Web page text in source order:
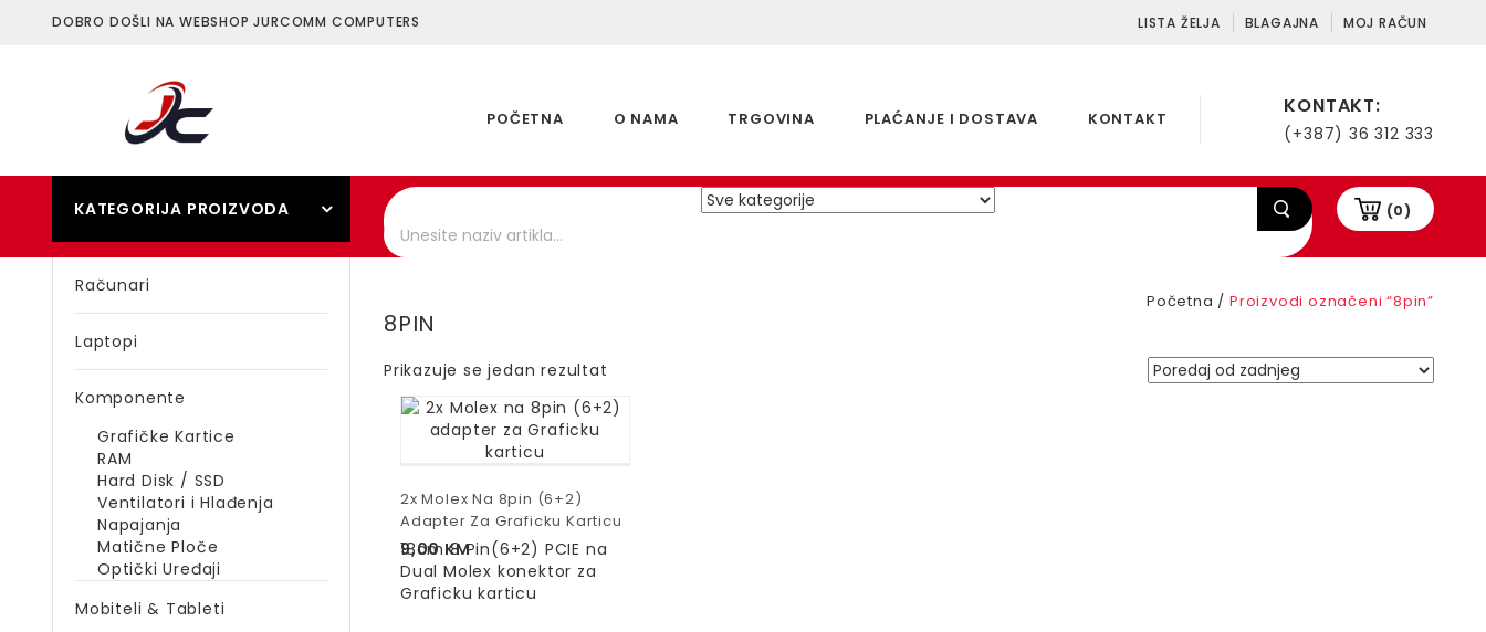
DOBRO DOŠLI NA WEBSHOP JURCOMM COMPUTERS LISTA ŽELJA BLAGAJNA MOJ RAČUN
KONTAKT:
(+387) 36 312 333
POČETNA O NAMA TRGOVINA PLAĆANJE I DOSTAVA KONTAKT
KATEGORIJA PROIZVODA (0)
Računari
Laptopi
Komponente
Grafičke Kartice
RAM
Hard Disk / SSD
Ventilatori i Hlađenja
Napajanja
Matične Ploče
Optički Uređaji
Mobiteli & Tableti
Početna / Proizvodi označeni “8pin”
8PIN
Prikazuje se jedan rezultat
2x Molex Na 8pin (6+2)
Adapter Za Graficku Karticu
9,00KM
18cm 8 Pin(6+2) PCIE na
Dual Molex konektor za
Graficku karticu